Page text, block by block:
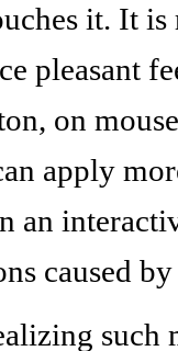
it. It
pleasant
on
apply
an
caused